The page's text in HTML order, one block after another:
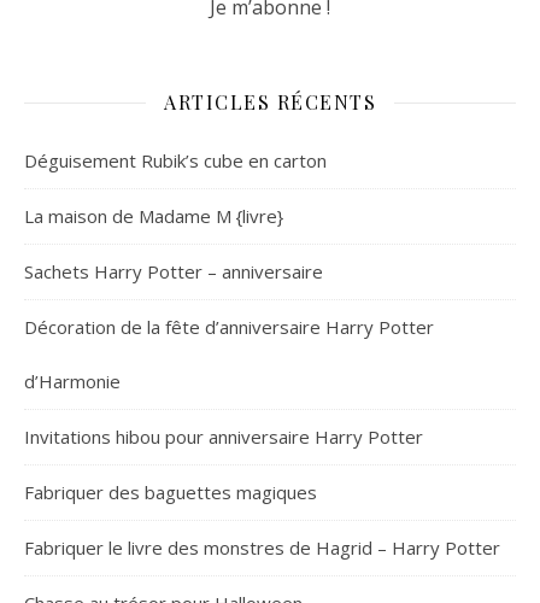
ARTICLES RÉCENTS
Déguisement Rubik’s cube en carton
La maison de Madame M {livre}
Sachets Harry Potter – anniversaire
Décoration de la fête d’anniversaire Harry Potter
d’Harmonie
Invitations hibou pour anniversaire Harry Potter
Fabriquer des baguettes magiques
Fabriquer le livre des monstres de Hagrid – Harry Potter